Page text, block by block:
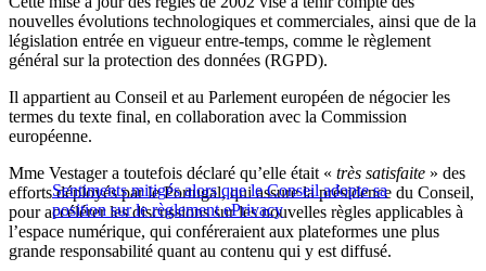
nouvelles évolutions technologiques et commerciales, ainsi que de la
législation entrée en vigueur entre-temps, comme le règlement
général sur la protection des données (RGPD).
Il appartient au Conseil et au Parlement européen de négocier les
termes du texte final, en collaboration avec la Commission
européenne.
Sentiments mitigés alors que le Conseil adopte sa
position sur le règlement ePrivacy
Mme Vestager a toutefois déclaré qu’elle était « très satisfaite » des
efforts déployés par le Portugal, qui assure la présidence du Conseil,
pour accélérer les discussions sur les nouvelles règles applicables à
l’espace numérique, qui conféreraient aux plateformes une plus
grande responsabilité quant au contenu qui y est diffusé.